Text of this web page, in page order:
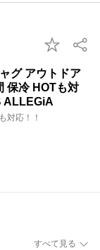
グ アウトドア
保冷 HOTも対
ALLEGiA
対応！！
すべて見る